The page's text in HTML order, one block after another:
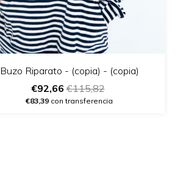
Buzo Riparato - (copia) - (copia)
€92,66€115,82
€83,39 con transferencia